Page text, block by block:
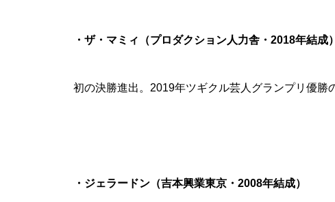
・ザ・マミィ（プロダクション人力舎・2018年結成）
初の決勝進出。2019年ツギクル芸人グランプリ優勝
・ジェラードン（吉本興業東京・2008年結成）